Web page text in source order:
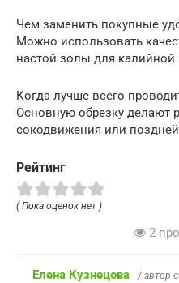
Чем заменить покупные
Можно использовать
настой золы для калийной
Когда лучше всего
Основную обрезку делают
сокодвижения или
Рейтинг
( Пока оценок нет )
2
Елена Кузнецова / автор